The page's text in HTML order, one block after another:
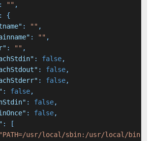
: "" ,
:
{
: "" ,
: "" ,
: "" ,
: false,
: false,
: false,
: false,
: false,
: false,
:
[
"PATH=/usr/local/sbin:/usr/local/